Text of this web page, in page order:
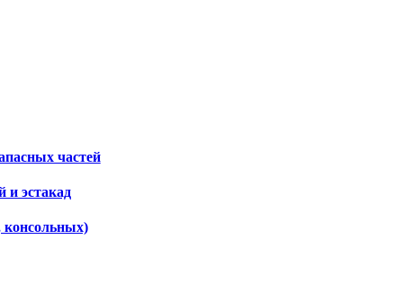
частей
и эстакад
консольных)